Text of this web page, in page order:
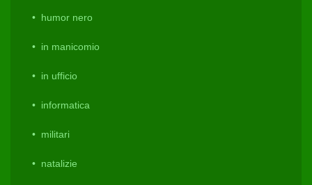
humor nero
in manicomio
in ufficio
informatica
militari
natalizie